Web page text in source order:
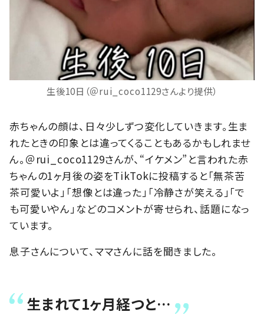
生後10日（＠rui_coco1129さんより提供）
赤ちゃんの顔は、日々少しずつ変化していきます。生ま
れたときの印象とは違ってくることもあるかもしれませ
ん。＠rui_coco1129さんが、“イケメン”と言われた赤
ちゃんの1ヶ月後の姿をTikTokに投稿すると「無茶苦
茶可愛いよ」「想像とは違った」「冷静さが笑える」「で
も可愛いやん」などのコメントが寄せられ、話題になっ
ています。
息子さんについて、ママさんに話を聞きました。
生まれて1ヶ月経つと…